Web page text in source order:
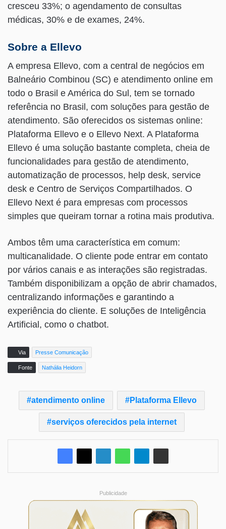
cresceu 33%; o agendamento de consultas
médicas, 30% e de exames, 24%.
Sobre a Ellevo
A empresa Ellevo, com a central de negócios em
Balneário Combinou (SC) e atendimento online em
todo o Brasil e América do Sul, tem se tornado
referência no Brasil, com soluções para gestão de
atendimento. São oferecidos os sistemas online:
Plataforma Ellevo e o Ellevo Next. A Plataforma
Ellevo é uma solução bastante completa, cheia de
funcionalidades para gestão de atendimento,
automatização de processos, help desk, service
desk e Centro de Serviços Compartilhados. O
Ellevo Next é para empresas com processos
simples que queiram tornar a rotina mais produtiva.
Ambos têm uma característica em comum:
multicanalidade. O cliente pode entrar em contato
por vários canais e as interações são registradas.
Também disponibilizam a opção de abrir chamados,
centralizando informações e garantindo a
experiência do cliente. E soluções de Inteligência
Artificial, como o chatbot.
Via Presse Comunicação
Fonte Nathália Heidorn
atendimento online Plataforma Ellevo
serviços oferecidos pela internet
Publicidade